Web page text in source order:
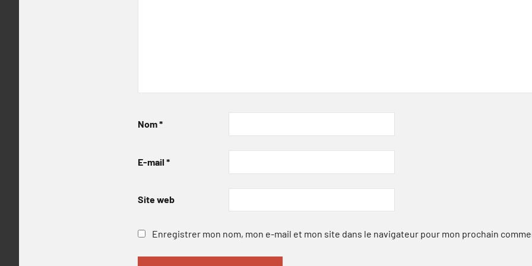
Nom*
E-mail *
Site web
Enregistrer mon nom, mon e-mail et mon site dans le navigateur pour mon prochain